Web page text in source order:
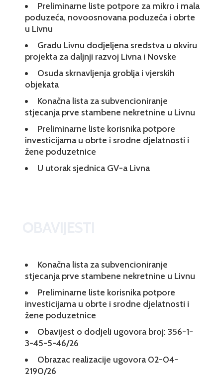
Preliminarne liste potpore za mikro i mala
poduzeća, novoosnovana poduzeća i obrte
u Livnu
Gradu Livnu dodjeljena sredstva u okviru
projekta za daljnji razvoj Livna i Novske
Osuda skrnavljenja groblja i vjerskih
objekata
Konačna lista za subvencioniranje
stjecanja prve stambene nekretnine u Livnu
Preliminarne liste korisnika potpore
investicijama u obrte i srodne djelatnosti i
žene poduzetnice
U utorak sjednica GV-a Livna
Konačna lista za subvencioniranje
stjecanja prve stambene nekretnine u Livnu
Preliminarne liste korisnika potpore
investicijama u obrte i srodne djelatnosti i
žene poduzetnice
Obavijest o dodjeli ugovora broj: 356-1-
3-45-5-46/26
Obrazac realizacije ugovora 02-04-
2190/26